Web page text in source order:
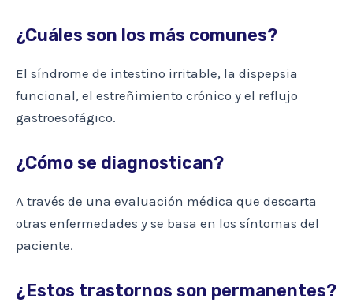
¿Cuáles son los más comunes?
El síndrome de intestino irritable, la dispepsia
funcional, el estreñimiento crónico y el reflujo
gastroesofágico.
¿Cómo se diagnostican?
A través de una evaluación médica que descarta
otras enfermedades y se basa en los síntomas del
paciente.
¿Estos trastornos son permanentes?